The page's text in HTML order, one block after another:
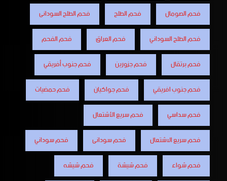
فحم الصومال
فحم الطلح
فحم الطلح السودانى
فحم الطلح السوداني
فحم العراق
فحم الفحم
فحم برتقال
فحم جزورين
فحم جنوب أفريقي
فحم جنوب افريقي
فحم جواكيان
فحم حمضيات
فحم سداسي
فحم سريع الأشتعال
فحم سريع الاشتعال
فحم سودانى
فحم سوداني
فحم شواء
فحم شيشة
فحم شيشه